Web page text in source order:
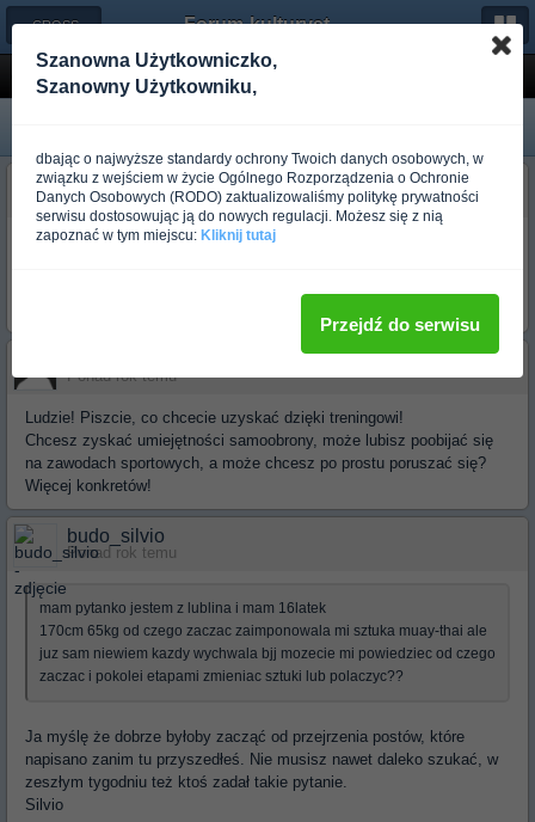
← CROSS-BUDO Forum-kulturystyka.pl
od czego zaczac????
budo_undue
Ponad rok temu
mam pytanko jestem z lublina i mam 16latek
Ponad rok temu
Ludzie! Piszcie, co chcecie uzyskać dzięki treningowi!
Chcesz zyskać umiejętności samoobrony, może lubisz poobijać się
na zawodach sportowych, a może chcesz po prostu poruszać się?
Więcej konkretów!
budo_silvio
Ponad rok temu
mam pytanko jestem z lublina i mam 16latek
170cm 65kg od czego zaczac zaimponowala mi sztuka muay-thai ale
juz sam niewiem kazdy wychwala bjj mozecie mi powiedziec od czego
zaczac i pokolei etapami zmieniac sztuki lub polaczyc??
Ja myślę że dobrze byłoby zacząć od przejrzenia postów, które
napisano zanim tu przyszedłeś. Nie musisz nawet daleko szukać, w
zeszłym tygodniu też ktoś zadał takie pytanie.
Silvio
Szanowna Użytkowniczko,
Szanowny Użytkowniku,
dbając o najwyższe standardy ochrony Twoich danych osobowych, w
związku z wejściem w życie Ogólnego Rozporządzenia o Ochronie
Danych Osobowych (RODO) zaktualizowaliśmy politykę prywatności
serwisu dostosowując ją do nowych regulacji. Możesz się z nią
zapoznać w tym miejscu: Kliknij tutaj
Przejdź do serwisu